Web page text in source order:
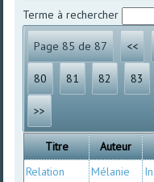
Terme à rechercher
Page 85 de 87 <<
80 81 82 83
>>
Titre Auteur
Relation
Mélanie